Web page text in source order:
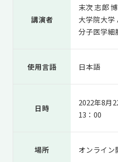
サマーキャンプ
海外ラボインター
国際学生ワークシ
UCDリトリート
イベント
保護者の方へ
学内限定
受験生の方へ
教職員の方へ
企業・研究者の方へ
講演者
末次 志郎
大学院大学
分子医学細
使用言語 日本語
日時
2022年8月
13：00
場所 オンライン